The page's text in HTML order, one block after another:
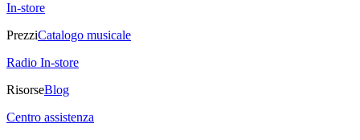
In-store
PrezziCatalogo musicale
Radio In-store
RisorseBlog
Centro assistenza